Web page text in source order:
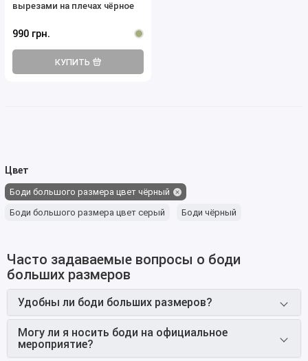
вырезами на плечах чёрное
990 грн.
КУПИТЬ
Цвет
Боди большого размера цвет чёрный
Боди большого размера цвет серый
Боди чёрный
Часто задаваемые вопросы о боди
больших размеров
Удобны ли боди больших размеров?
Могу ли я носить боди на официальное
мероприятие?